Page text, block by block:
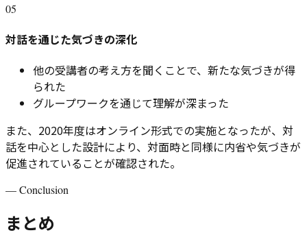
05
対話を通じた気づきの深化
他の受講者の考え方を聞くことで、新たな気づきが得
られた
グループワークを通じて理解が深まった
また、2020年度はオンライン形式での実施となったが、対
話を中心とした設計により、対面時と同様に内省や気づきが
促進されていることが確認された。
—Conclusion
まとめ